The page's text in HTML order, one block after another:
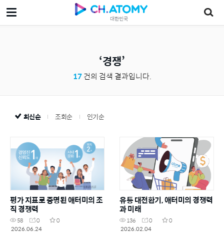
대한민국
경쟁
17건의 검색 결과입니다.
최신순 조회순 인기순
평가 지표로 증명된 애터미의 조
직 경쟁력
58 0
0
2026.06.24
유통 대전환기, 애터미의 경쟁력
과 미래
136 0
0
2026.02.04